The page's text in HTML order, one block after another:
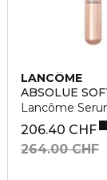
LANCÔME
ABSOLUE
Lancôme
206.40 CHF
264.00 CHF